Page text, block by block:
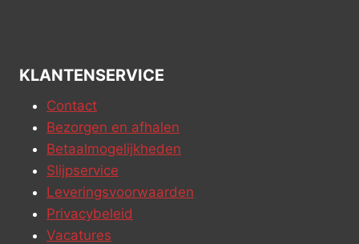
KLANTENSERVICE
Contact
Bezorgen en afhalen
Betaalmogelijkheden
Slijpservice
Leveringsvoorwaarden
Privacybeleid
Vacatures